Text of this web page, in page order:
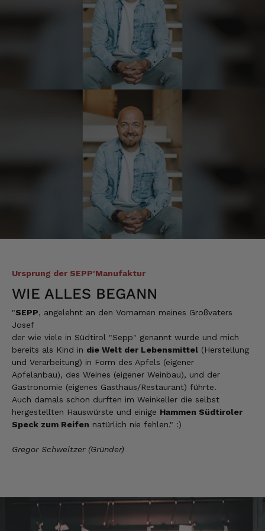
Ursprung der SEPP'Manufaktur
WIE ALLES BEGANN
"SEPP, angelehnt an den Vornamen meines Großvaters
Josef
der wie viele in Südtirol "Sepp" genannt wurde und mich
bereits als Kind in die Welt der Lebensmittel (Herstellung
und Verarbeitung) in Form des Apfels (eigener
Apfelanbau), des Weines (eigener Weinbau), und der
Gastronomie (eigenes Gasthaus/Restaurant) führte.
Auch damals schon durften im Weinkeller die selbst
hergestellten Hauswürste und einige Hammen Südtiroler
Speck zum Reifen natürlich nie fehlen." :)
Gregor Schweitzer (Gründer)
Top Ware. Top Lieferung. Immer wieder👍
Verifizierter Kunde
Schmeckt alles sehe lecker würde und werde
immer wieder bestellen. 👍🤤🤤❤️
Ellen
Verifizierter Kunde
Eurer Speck 🥓 ist einfach zum reinknien. Der
Geschmack… wie auf Wolke sieben.
Qualität, Geschmack die Lieferung und die
Problemen wurde sofort geholfen. Hier kann
man ohne bedenken bestellen.
7.8.2026
Verifizierter Kunde
Sehr gute Produkte und auch eine schnelle
Lieferung. Produkte auch lange haltbar.
7.8.2026
Bernhard
Tirol und ich bin froh, dass sie so eine gute
7.8.2026